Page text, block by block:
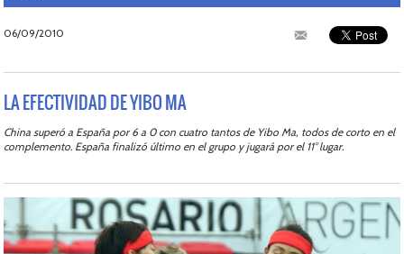
06/09/2010
LA EFECTIVIDAD DE YIBO MA
China superó a España por 6 a 0 con cuatro tantos de Yibo Ma, todos de corto en el
complemento. España finalizó último en el grupo y jugará por el 11° lugar.